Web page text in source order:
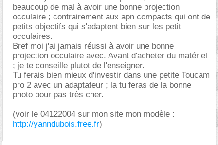
beaucoup de mal à avoir une bonne projection
occulaire ; contrairement aux apn compacts qui ont de
petits objectifs qui s'adaptent bien sur les petit
occulaires.
Bref moi j'ai jamais réussi à avoir une bonne
projection occulaire avec. Avant d'acheter du matériel
; je te conseille plutot de l'enseigner.
Tu ferais bien mieux d'investir dans une petite Toucam
pro 2 avec un adaptateur ; la tu feras de la bonne
photo pour pas très cher.
(voir le 04122004 sur mon site mon modèle :
http://yanndubois.free.fr)